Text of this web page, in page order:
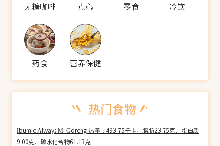
无糖咖啡 点心 零食 冷饮
药食 营养保健
Ibumie Always Mi Goreng 热量：493.75千卡、脂肪23.75克、蛋白质
9.00克、碳水化合物61.13克